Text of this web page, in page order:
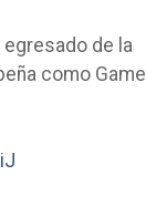
egresado de la
como Game